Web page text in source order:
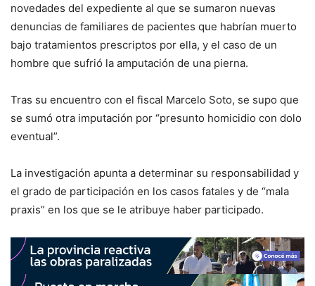
novedades del expediente al que se sumaron nuevas
denuncias de familiares de pacientes que habrían muerto
bajo tratamientos prescriptos por ella, y el caso de un
hombre que sufrió la amputación de una pierna.
Tras su encuentro con el fiscal Marcelo Soto, se supo que
se sumó otra imputación por “presunto homicidio con dolo
eventual”.
La investigación apunta a determinar su responsabilidad y
el grado de participación en los casos fatales y de “mala
praxis” en los que se le atribuye haber participado.